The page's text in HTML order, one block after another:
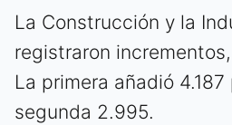
La Construcción y la
registraron
La primera añadió
segunda 2.995.